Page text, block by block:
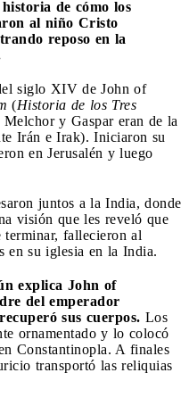
de cómo los
al niño Cristo
reposo en la
siglo XIV de John of
(Historia de los Tres
y Gaspar eran de la
Irán e Irak). Iniciaron su
en Jerusalén y luego
juntos a la India, donde
visión que les reveló que
terminar, fallecieron al
en su iglesia en la India.
explica John of
del emperador
sus cuerpos. Los
ornamentado y lo colocó
Constantinopla. A finales
transportó las reliquias